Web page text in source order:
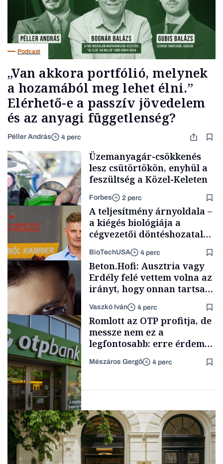
Podcast
„Van akkora portfólió, melynek
a hozamából meg lehet élni.”
Elérhető-e a passzív jövedelem
és az anyagi függetlenség?
Péller András 4 perc
Energia
Üzemanyagár-csökkenés
lesz csütörtökön, enyhül a
feszültség a Közel-Keleten
Forbes 2 perc
Content Lab HUB
A teljesítmény árnyoldala –
a kiégés biológiája a
cégvezetői döntéshozatal
BioTechUSA 4 perc
Forbes-sztori
Beton.Hofi: Ausztria vagy
Erdély felé vettem volna az
irányt, hogy onnan tartsam
lélegeztetőgépen a magyar
zenét
Vaszkó Iván 4 perc
Befektetés
Romlott az OTP profitja, de
messze nem ez a
legfontosabb: erre érdemes
figyelniük a befektetőknek
Mészáros Gergő 4 perc